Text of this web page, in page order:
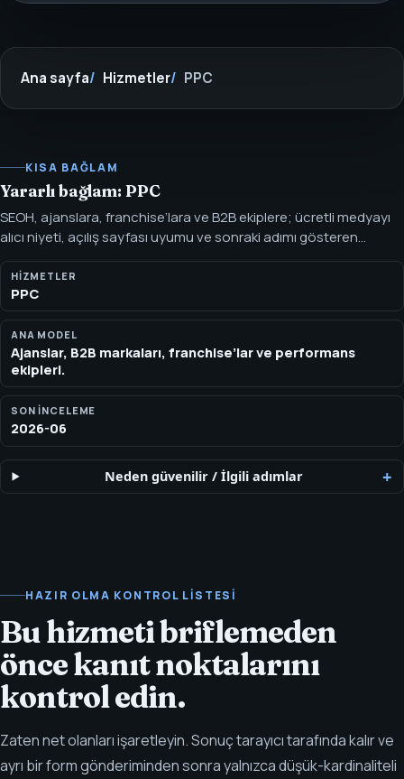
Ana sayfa Hizmetler PPC
KISA BAĞLAM
Yararlı bağlam: PPC
SEOH, ajanslara, franchise’lara ve B2B ekiplere; ücretli medyayı
alıcı niyeti, açılış sayfası uyumu ve sonraki adımı gösteren
raporlama etrafında sıkılaştırmalarında yardımcı olur — yalnızca
harcama özetleriyle yetinmek yerine. Daha temiz kampanya
yapısı, açılış sayfası uyumu ve karar almayı kolaylaştıran
performans raporlaması arayan ekipler için PPC desteği.
HIZMETLER
PPC
ANA MODEL
Ajanslar, B2B markaları, franchise’lar ve performans
ekipleri.
SON INCELEME
2026-06
Neden güvenilir /İlgili adımlar
HAZIR OLMA KONTROL LISTESI
Bu hizmeti briflemeden
önce kanıt noktalarını
kontrol edin.
Zaten net olanları işaretleyin. Sonuç tarayıcı tarafında kalır ve
ayrı bir form gönderiminden sonra yalnızca düşük-kardinaliteli